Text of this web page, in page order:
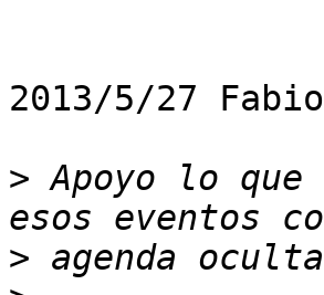
2013/5/27
> Apoyo lo
>